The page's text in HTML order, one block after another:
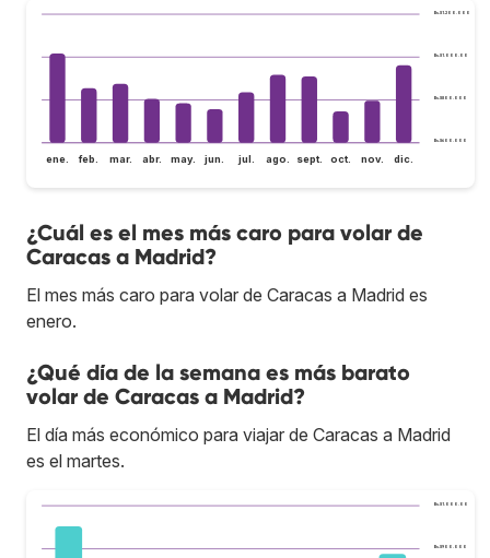
Bs.S600.000
Bs.S800.000
Bs.S1.000.000
Bs.S1.200.000
ene. feb. mar. abr. may. jun. jul. ago. sept. oct. nov. dic.
¿Cuál es el mes más caro para volar de
Caracas a Madrid?
El mes más caro para volar de Caracas a Madrid es
enero.
¿Qué día de la semana es más barato
volar de Caracas a Madrid?
El día más económico para viajar de Caracas a Madrid
es el martes.
Bs.S900.000
Bs.S1.000.000